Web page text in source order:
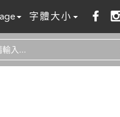
字體大小